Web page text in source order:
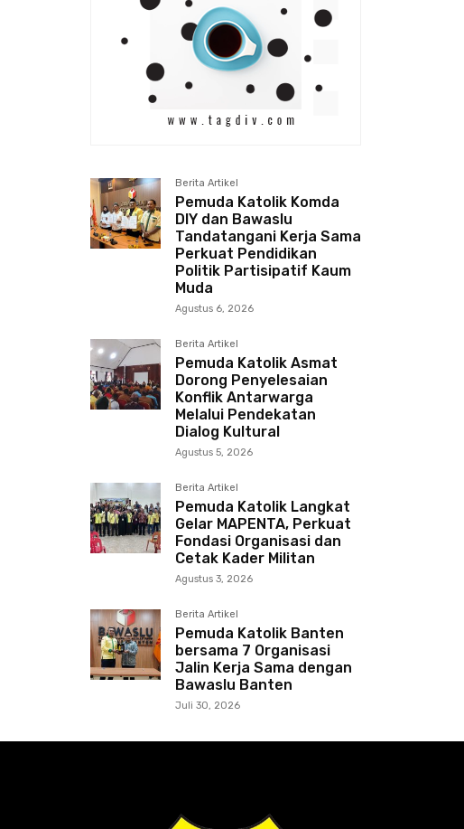
Berita Artikel
Pemuda Katolik Komda
DIY dan Bawaslu
Tandatangani Kerja Sama
Perkuat Pendidikan
Politik Partisipatif Kaum
Muda
Agustus 6, 2026
Berita Artikel
Pemuda Katolik Asmat
Dorong Penyelesaian
Konflik Antarwarga
Melalui Pendekatan
Dialog Kultural
Agustus 5, 2026
Berita Artikel
Pemuda Katolik Langkat
Gelar MAPENTA, Perkuat
Fondasi Organisasi dan
Cetak Kader Militan
Agustus 3, 2026
Berita Artikel
Pemuda Katolik Banten
bersama 7 Organisasi
Jalin Kerja Sama dengan
Bawaslu Banten
Juli 30, 2026